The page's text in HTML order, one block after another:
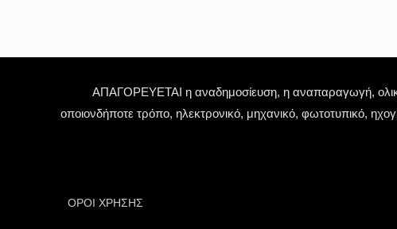
ΑΠΑΓΟΡΕΥΕΤΑΙ η αναδημοσίευση, η αναπαραγωγή,
οποιονδήποτε τρόπο, ηλεκτρονικό, μηχανικό, φωτοτυπικό,
ΟΡΟΙ ΧΡΗΣΗΣ